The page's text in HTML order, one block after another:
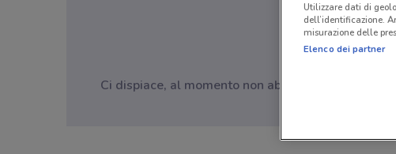
Ci dispiace, al momento non abbiamo pubblicato
Utilizzare dati di
dell’identificazione.
misurazione delle
Elenco dei partner